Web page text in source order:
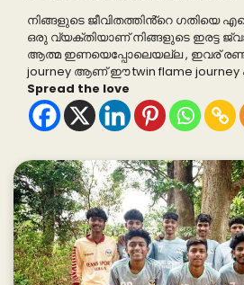
നിങ്ങളുടെ ജീവിതത്തിൻ്റെ ഗതിയെ
ഒരു വ്യക്തിയാണ് നിങ്ങളുടെ ഇരട്ട
ആത്മ ഇണയെപ്പോലെയല്ല , ഇവര്
journey ആണ് ഈ twin flame
Spread the love